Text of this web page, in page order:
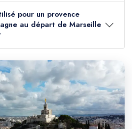
pour un provence
au départ de Marseille